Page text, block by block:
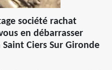
société rachat
en débarrasser
Ciers Sur Gironde